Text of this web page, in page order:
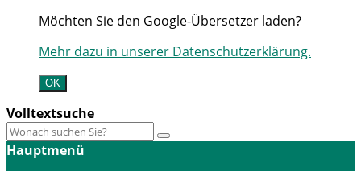
Möchten Sie den Google-Übersetzer laden?
Mehr dazu in unserer Datenschutzerklärung.
OK
Volltextsuche
Hauptmenü